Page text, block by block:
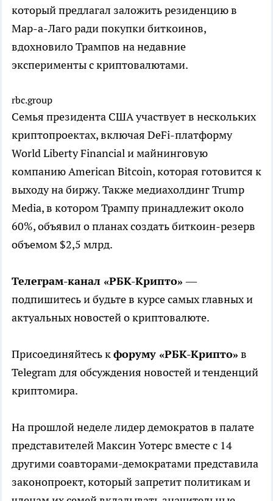
который предлагал заложить резиденцию в
Мар-а-Лаго ради покупки биткоинов,
вдохновило Трампов на недавние
эксперименты с криптовалютами.
rbc.group
Семья президента США участвует в нескольких
криптопроектах, включая DeFi-платформу
World Liberty Financial и майнинговую
компанию American Bitcoin, которая готовится к
выходу на биржу. Также медиахолдинг Trump
Media, в котором Трампу принадлежит около
60%, объявил о планах создать биткоин-резерв
объемом $2,5 млрд.
Телеграм-канал «РБК-Крипто»—
подпишитесь и будьте в курсе самых главных и
актуальных новостей о криптовалюте.
Присоединяйтесь кфоруму «РБК-Крипто» в
Telegram для обсуждения новостей и тенденций
криптомира.
На прошлой неделе лидер демократов в палате
представителей Максин Уотерс вместе с 14
другими соавторами-демократами представила
законопроект, который запретит политикам и